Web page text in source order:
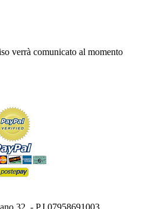
verrà comunicato al momento
32 - P.I.07958691003